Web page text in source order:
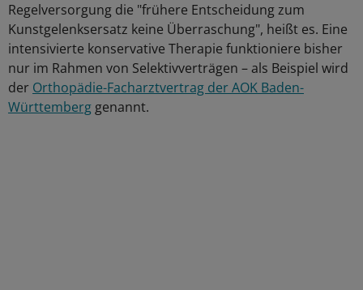
Regelversorgung die "frühere Entscheidung zum
Kunstgelenksersatz keine Überraschung", heißt es. Eine
intensivierte konservative Therapie funktioniere bisher
nur im Rahmen von Selektivverträgen – als Beispiel wird
der Orthopädie-Facharztvertrag der AOK Baden-
Württemberg genannt.